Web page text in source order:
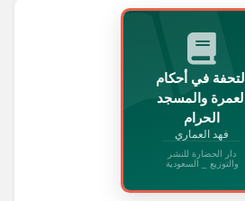
التحفة في أحكام
العمرة والمسجد
الحرام
فهد العماري
دار الحضارة للنشر
والتوزيع _ السعودية